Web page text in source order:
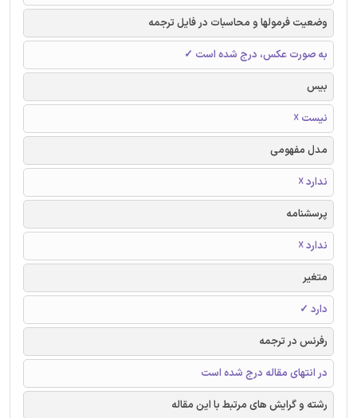
وضعیت فرمولها و محاسبات در فایل ترجمه
به صورت عکس، درج شده است ✓
بیس
نیست ☓
مدل مفهومی
ندارد ☓
پرسشنامه
ندارد ☓
متغیر
دارد ✓
رفرنس در ترجمه
در انتهای مقاله درج شده است
رشته و گرایش های مرتبط با این مقاله